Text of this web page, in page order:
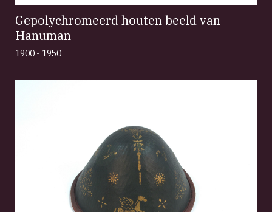
Gepolychromeerd houten beeld van
Hanuman
1900 - 1950